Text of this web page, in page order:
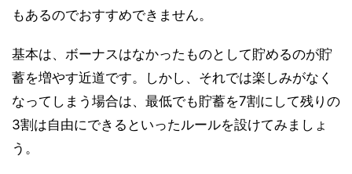
もあるのでおすすめできません。
基本は、ボーナスはなかったものとして貯めるのが貯
蓄を増やす近道です。しかし、それでは楽しみがなく
なってしまう場合は、最低でも貯蓄を7割にして残りの
3割は自由にできるといったルールを設けてみましょ
う。